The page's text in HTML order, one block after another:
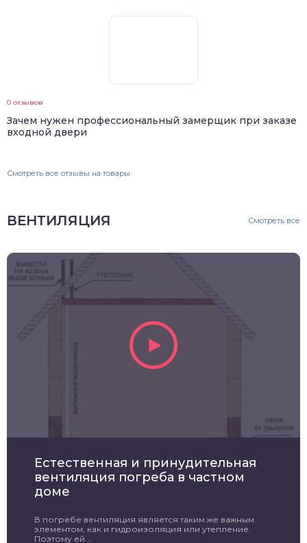
0 отзывов
Зачем нужен профессиональный замерщик при заказе
входной двери
Смотреть все отзывы на товары
ВЕНТИЛЯЦИЯ Смотреть все
Естественная и принудительная
вентиляция погреба в частном
доме
В погребе вентиляция является таким же важным
элементом, как и гидроизоляция или утепление.
Поэтому ей ...